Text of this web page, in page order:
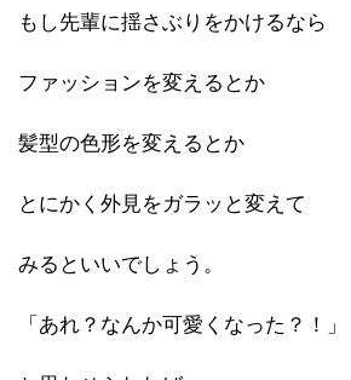
もし先輩に揺さぶりをかけるなら
ファッションを変えるとか
髪型の色形を変えるとか
とにかく外見をガラッと変えて
みるといいでしょう。
「あれ？なんか可愛くなった？！」